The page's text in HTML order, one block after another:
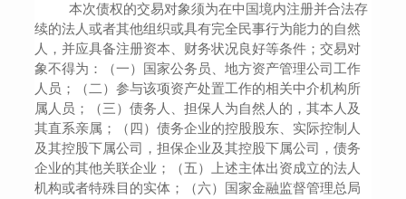
本次债权的交易对象须为在中国境内注册并合法存
续的法人或者其他组织或具有完全民事行为能力的自然
人，并应具备注册资本、财务状况良好等条件；交易对
象不得为：（一）国家公务员、地方资产管理公司工作
人员；（二）参与该项资产处置工作的相关中介机构所
属人员；（三）债务人、担保人为自然人的，其本人及
其直系亲属；（四）债务企业的控股股东、实际控制人
及其控股下属公司，担保企业及其控股下属公司，债务
企业的其他关联企业；（五）上述主体出资成立的法人
机构或者特殊目的实体；（六）国家金融监督管理总局